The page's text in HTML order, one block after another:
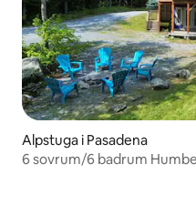
Alpstuga i Pasadena
6 sovrum/6 badrum